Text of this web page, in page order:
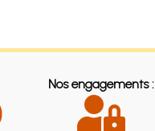
Nos engagements :